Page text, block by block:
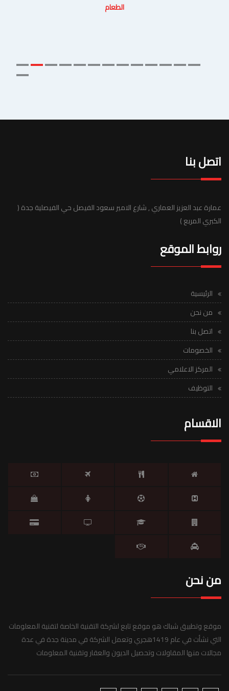
الطعام
اتصل بنا
عمارة عبد العزيز العماري , شارع الامير سعود الفيصل حي الفيصلية جدة (
الكبري المربع )
روابط الموقع
الرئيسية
من نحن
اتصل بنا
الخصومات
المركز الاعلامي
التوظيف
الاقسام
من نحن
موقع وتطبيق شباك هو موقع تابع لشركة التقنية الخاصة لتقنية المعلومات
التي نشأت في عام 1419هجري وتعمل الشركة في مدينة جدة في عدة
مجالات منها المقاولات وتحصيل الديون والعقار وتقنية المعلومات